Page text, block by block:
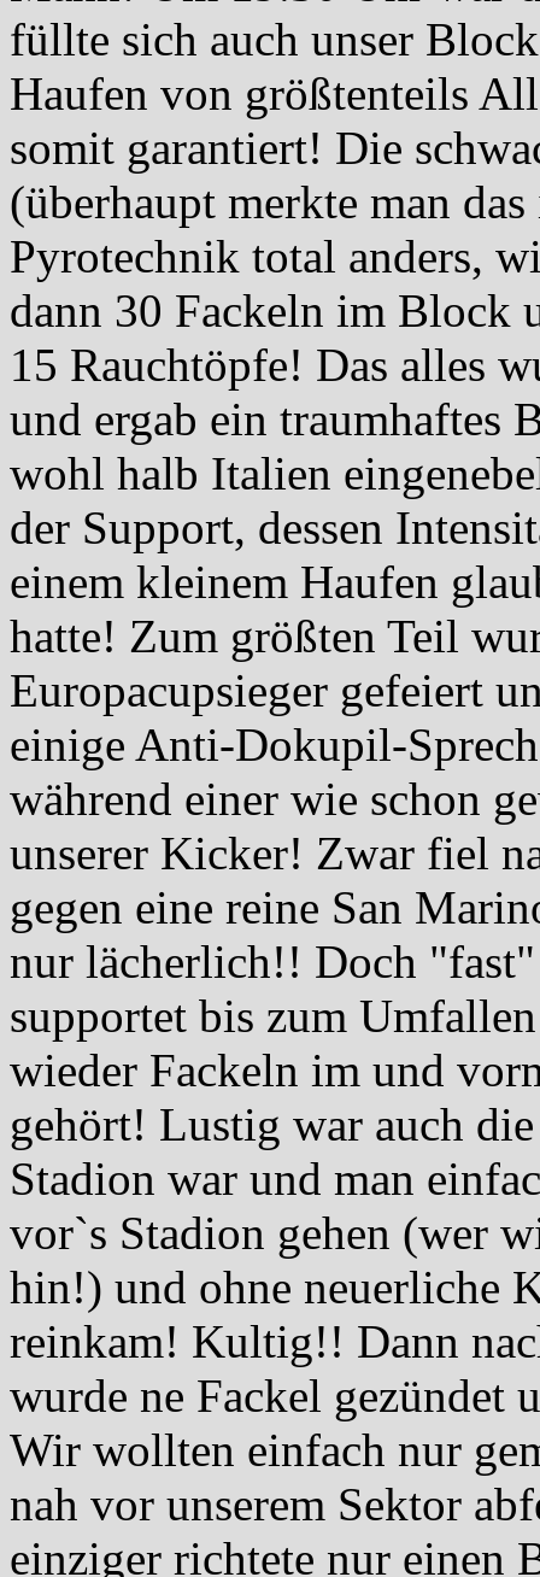
füllte sich auch unser
Haufen von größtenteils
somit garantiert! Die
(überhaupt merkte man
Pyrotechnik total anders,
dann 30 Fackeln im Block
15 Rauchtöpfe! Das alles
und ergab ein traumhaftes
wohl halb Italien
der Support, dessen
einem kleinem Haufen
hatte! Zum größten Teil
Europacupsieger gefeiert
einige Anti-Dokupil-
während einer wie schon
unserer Kicker! Zwar fiel
gegen eine reine San
nur lächerlich!! Doch
supportet bis zum
wieder Fackeln im und
gehört! Lustig war auch
Stadion war und man
vor`s Stadion gehen (wer
hin!) und ohne neuerliche
reinkam! Kultig!! Dann
wurde ne Fackel gezündet
Wir wollten einfach nur
nah vor unserem Sektor
einziger richtete nur einen